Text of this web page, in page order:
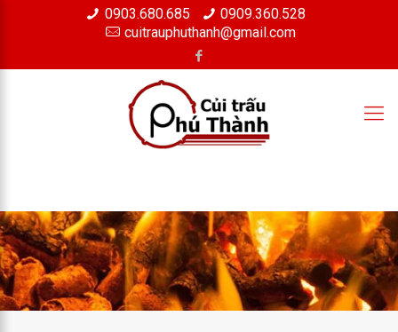
0903.680.685
0909.360.528
cuitrauphuthanh@gmail.com